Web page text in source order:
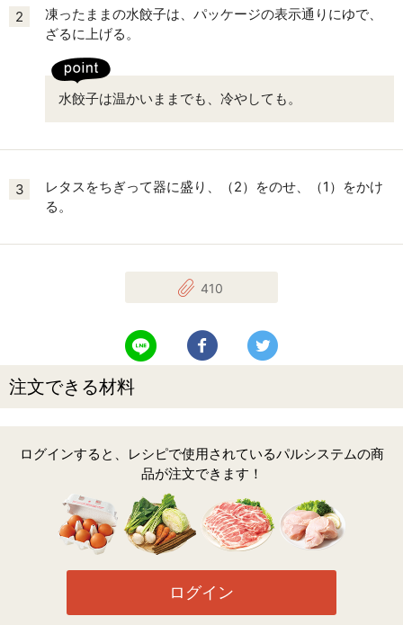
2
凍ったままの水餃子は、パッケージの表示通りにゆで、
ざるに上げる。
水餃子は温かいままでも、冷やしても。
3
レタスをちぎって器に盛り、（2）をのせ、（1）をかけ
る。
410
LINEで送る Facebookでシェアする
注文できる材料
ログインすると、レシピで使用されているパルシステムの商
品が注文できます！
ログイン